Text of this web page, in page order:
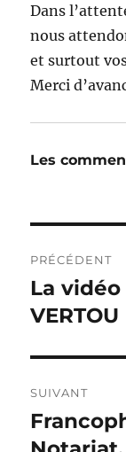
Dans
nous
et surtout
Merci
Les
de
l’article
PRÉCÉDENT
Publication
précédente :
La
VERTOU
SUIVANT
Publication
suivante :